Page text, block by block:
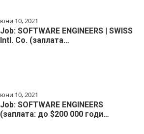
юни 10, 2021
Job: SOFTWARE ENGINEERS | SWISS
Intl. Co. (заплата…
юни 10, 2021
Job: SOFTWARE ENGINEERS
(заплата: до $200 000 годи…